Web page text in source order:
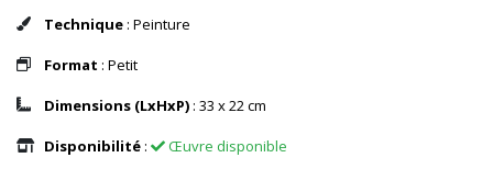
Technique : Peinture
Format : Petit
Dimensions (LxHxP) : 33 x 22 cm
Disponibilité : Œuvre disponible